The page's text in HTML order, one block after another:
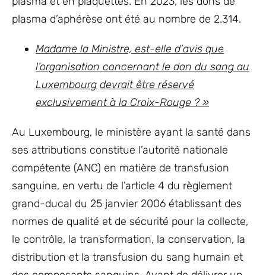
plasma d’aphérèse ont été au nombre de 2.314.
Madame la Ministre, est-elle d’avis que
l’organisation concernant le don du sang au
Luxembourg devrait être réservé
exclusivement à la Croix-Rouge ? »
Au Luxembourg, le ministère ayant la santé dans
ses attributions constitue l’autorité nationale
compétente (ANC) en matière de transfusion
sanguine, en vertu de l’article 4 du règlement
grand-ducal du 25 janvier 2006 établissant des
normes de qualité et de sécurité pour la collecte,
le contrôle, la transformation, la conservation, la
distribution et la transfusion du sang humain et